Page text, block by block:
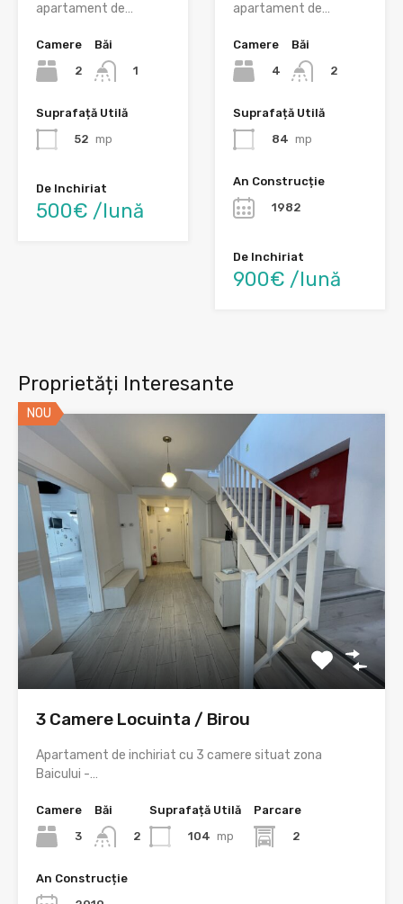
apartament de…
Camere
2
Băi
1
Suprafață Utilă
52 mp
De Inchiriat
500€ /lună
apartament de…
Camere
4
Băi
2
Suprafață Utilă
84 mp
An Construcție
1982
De Inchiriat
900€ /lună
Proprietăți Interesante
NOU
3 Camere Locuinta / Birou
Apartament de inchiriat cu 3 camere situat zona
Baicului -…
Camere
3
Băi
2
Suprafață Utilă
104 mp
Parcare
2
An Construcție